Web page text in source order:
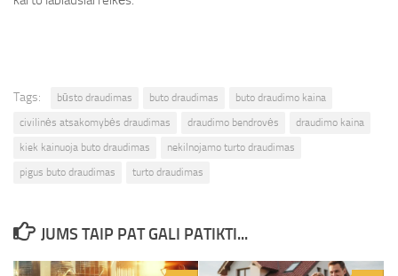
Tags: būsto draudimas buto draudimas
buto draudimo kaina
civilinės atsakomybės draudimas
draudimo bendrovės
draudimo kaina
kiek kainuoja buto draudimas
nekilnojamo turto draudimas
pigus buto draudimas
turto draudimas
JUMS TAIP PAT GALI PATIKTI...